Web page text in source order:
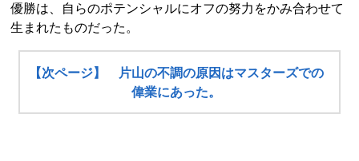
優勝は、自らのポテンシャルにオフの努力をかみ合わせて
生まれたものだった。
【次ページ】 片山の不調の原因はマスターズでの
偉業にあった。